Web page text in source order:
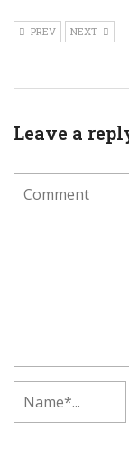
PREV NEXT
Leave a